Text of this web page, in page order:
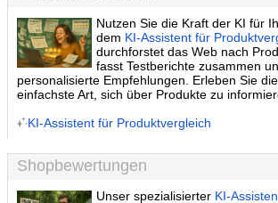
Nutzen Sie die Kraft der KI für
dem KI-Assistent für
durchforstet das Web nach
fasst Testberichte zusammen
personalisierte Empfehlungen. Erleben Sie
einfachste Art, sich über Produkte zu
KI-Assistent für Produktvergleich
Shopbewertungen
Unser spezialisierter KI-